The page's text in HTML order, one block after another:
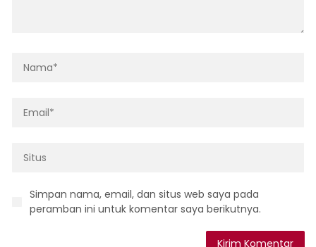
Simpan nama, email, dan situs web saya pada
peramban ini untuk komentar saya berikutnya.